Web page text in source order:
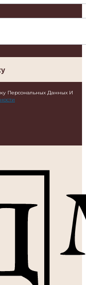
Персональных Данных И